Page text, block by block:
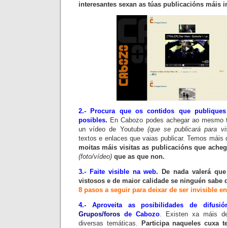
interesantes sexan as túas publicacións máis
2.- Procura que os contidos que
posibles. EnCabozo podes achegar ao
un vídeo de Youtube (que se publicará para
textos e enlaces que vaias publicar. Temos máis
moitas máis visitas as publicacións que
(foto/vídeo) que as que non.
3.- Faite visible na web.
De nada valerá
vistosos e de maior calidade se ninguén sabe
8 pasos a seguir para deixar de ser invisible
4.- Aproveita as posibilidades de
Grupos/foros de Cabozo. Existen xa máis
diversas temáticas.
Participa naqueles cuxa